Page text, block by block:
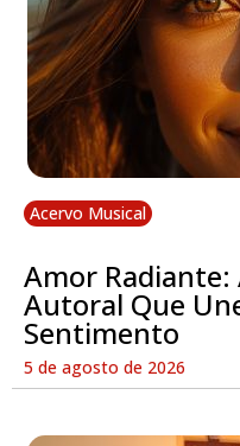
Acervo Musical
Amor Radiante:
Autoral Que
Sentimento
5 de agosto de 2026